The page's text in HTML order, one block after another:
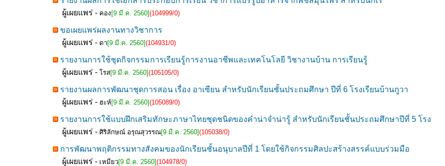
ผู้เผยแพร่ - คอง [9 มี.ค. 2560](104999/0)
ขอเผยแพร่ผลงานทางวิชาการ
ผู้เผยแพร่ - ดา[9 มี.ค. 2560](104931/0)
รายงานการใช้ชุดกิจกรรมการเรียนรู้การงานอาชีพและเทคโนโลยี วิชางานบ้าน การเรียนรู้
ผู้เผยแพร่ - โรส[9 มี.ค. 2560](105105/0)
รายงานผลการพัฒนาชุดการสอน เรื่อง อาเซียน สำหรับนักเรียนชั้นประถมศึกษา ปีที่ 6 โรงเรียนบ้านกูวา
ผู้เผยแพร่ - ฮะห์ [9 มี.ค. 2560](105089/0)
รายงานการใช้แบบฝึกเสริมทักษะภาษาไทยชุดชนิดของคำน่าจำน่ารู้ สำหรับนักเรียนชั้นประถมศึกษาปีที่ 5 โรง
ผู้เผยแพร่ - ศิริลักษณ์ อรุณสุวรรณ[9 มี.ค. 2560](105038/0)
การพัฒนาพฤติกรรมทางสังคมของนักเรียนชั้นอนุบาลปีที่ 1 โดยใช้กิจกรรมศิลปะสร้างสรรค์แบบร่วมมือ
ผู้เผยแพร่ - เหมียว[9 มี.ค. 2560](104978/0)